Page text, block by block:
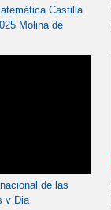
Castilla
Molina de
de las
y Dia